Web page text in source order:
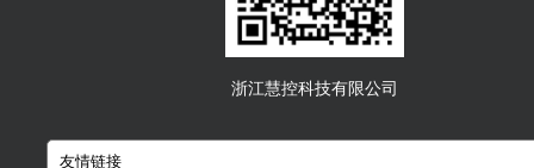
浙江慧控科技有限公司